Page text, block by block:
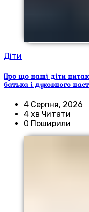
Діти
Про що наші діти
батька і духовного
4 Серпня, 2026
4 хв Читати
0 Поширили